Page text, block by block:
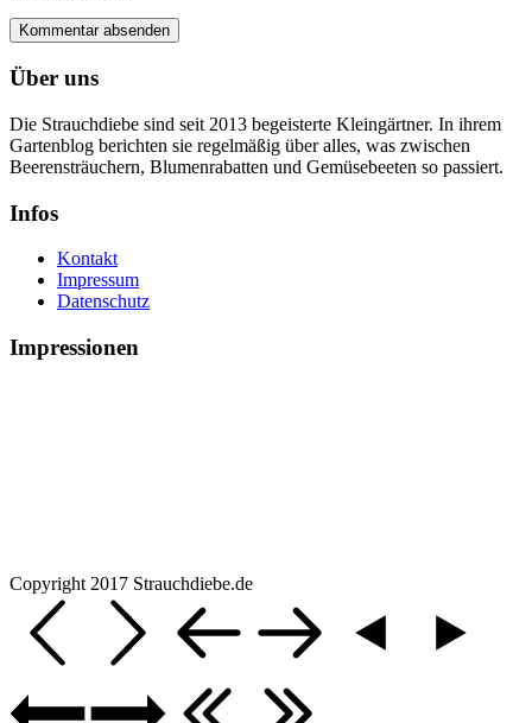
Über uns
Die Strauchdiebe sind seit 2013 begeisterte Kleingärtner. In ihrem
Gartenblog berichten sie regelmäßig über alles, was zwischen
Beerensträuchern, Blumenrabatten und Gemüsebeeten so passiert.
Infos
Kontakt
Impressum
Datenschutz
Impressionen
Copyright 2017 Strauchdiebe.de